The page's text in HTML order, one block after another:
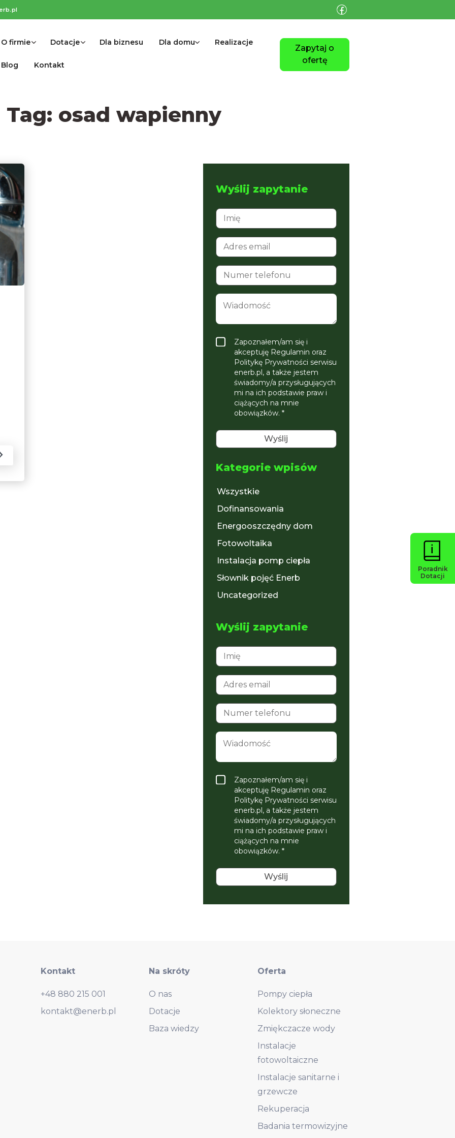
O firmie Dotacje Dla biznesu Dla domu Realizacje
Blog Kontakt
Zapytaj o
ofertę
Tag: osad wapienny
Wyślij zapytanie
Zapoznałem/am się i
akceptuję Regulamin oraz
Politykę Prywatności serwisu
enerb.pl, a także jestem
świadomy/a przysługujących
mi na ich podstawie praw i
ciążących na mnie
obowiązków. *
Kategorie wpisów
Wszystkie
Dofinansowania
Energooszczędny dom
Fotowoltaika
Instalacja pomp ciepła
Słownik pojęć Enerb
Uncategorized
Wyślij zapytanie
Zapoznałem/am się i
akceptuję Regulamin oraz
Politykę Prywatności serwisu
enerb.pl, a także jestem
świadomy/a przysługujących
mi na ich podstawie praw i
ciążących na mnie
obowiązków. *
Poradnik
Dotacji
Kontakt
+48 880 215 001
kontakt@enerb.pl
Na skróty
O nas
Dotacje
Baza wiedzy
Oferta
Pompy ciepła
Kolektory słoneczne
Zmiękczacze wody
Instalacje
fotowoltaiczne
Instalacje sanitarne i
grzewcze
Rekuperacja
Badania termowizyjne